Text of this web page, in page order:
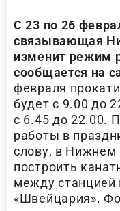
С 23 по 26
связывающая
изменит режим
сообщается на
февраля
будет с 9.00 до
с 6.45 до 22.00.
работы в
слову, в Нижнем
построить
между станцией
«Швейцария».